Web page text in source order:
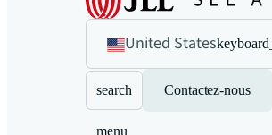
United States
search Contactez-nous
menu